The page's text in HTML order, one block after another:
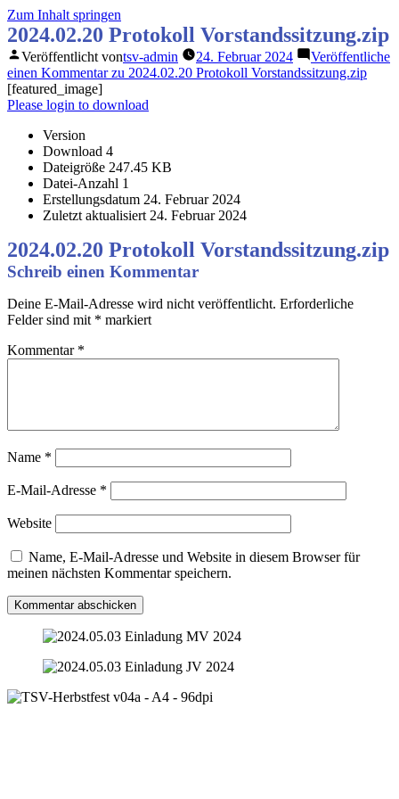
Zum Inhalt springen
2024.02.20 Protokoll Vorstandssitzung.zip
Veröffentlicht vontsv-admin 24. Februar 2024
Veröffentliche
einen Kommentarzu 2024.02.20 Protokoll Vorstandssitzung.zip
[featured_image]
Please login to download
Version
Download 4
Dateigröße 247.45 KB
Datei-Anzahl 1
Erstellungsdatum 24. Februar 2024
Zuletzt aktualisiert 24. Februar 2024
2024.02.20 Protokoll Vorstandssitzung.zip
Schreib einen Kommentar
Deine E-Mail-Adresse wird nicht veröffentlicht. Erforderliche
Felder sind mit * markiert
Kommentar *
Name *
E-Mail-Adresse *
Website
Name, E-Mail-Adresse und Website in diesem Browser für
meinen nächsten Kommentar speichern.